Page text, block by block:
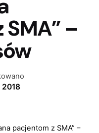
–
2018
pacjentom z SMA” –